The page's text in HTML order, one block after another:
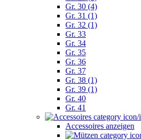
Gr. 30 (4)
Gr. 31 (1)
Gr. 32 (1)
Gr. 33
Gr. 34
Gr. 35
Gr. 36
Gr. 37
Gr. 38 (1)
Gr. 39 (1)
Gr. 40
Gr. 41
Accessoires anzeigen